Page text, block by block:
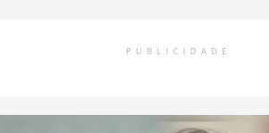
PUBLICIDADE